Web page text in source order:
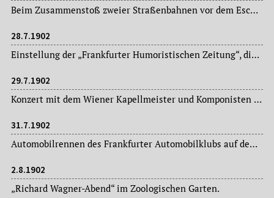
Beim Zusammenstoß zweier Straßenbahnen vor dem Eschenheimer Turm infolge einer Weichenfunktionsstörung entsteht lediglich Sachschaden.
28.7.1902
Einstellung der „Frankfurter Humoristischen Zeitung“, die seit zwölfeinhalb Jahren von dem Redakteur M. Alex Roth herausgegeben wird.
29.7.1902
Konzert mit dem Wiener Kapellmeister und Komponisten Johann Strauss im Palmengarten.
31.7.1902
Automobilrennen des Frankfurter Automobilklubs auf dem Rennplatz bei Niederrad.
2.8.1902
„Richard Wagner-Abend“ im Zoologischen Garten.